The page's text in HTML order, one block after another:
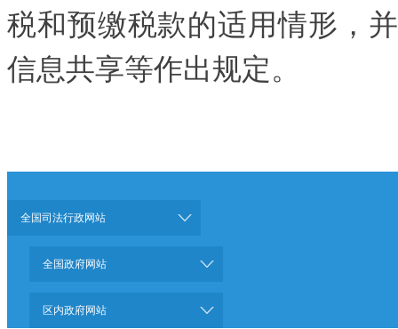
税和预缴税款的适用情形，
信息共享等作出规定。
全国司法行政网站
全国政府网站
区内政府网站